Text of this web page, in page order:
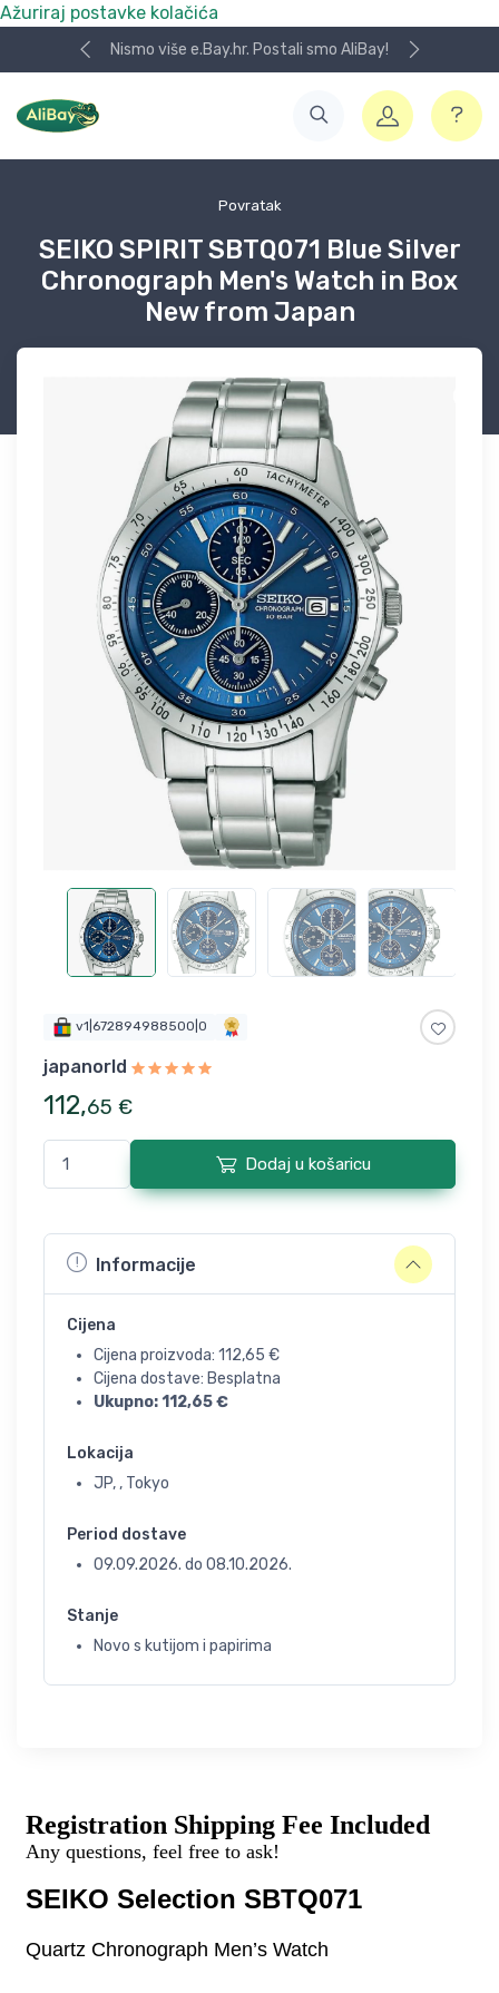
Ažuriraj postavke kolačića
Nismo više e.Bay.hr. Postali smo AliBay!
Povratak
SEIKO SPIRIT SBTQ071 Blue Silver
Chronograph Men's Watch in Box
New from Japan
v1|672894988500|0
japanorld
112,65 €
Dodaj u košaricu
Informacije
Cijena
Cijena proizvoda: 112,65 €
Cijena dostave: Besplatna
Ukupno:112,65€
Lokacija
JP, , Tokyo
Period dostave
09.09.2026. do 08.10.2026.
Stanje
Novo s kutijom i papirima